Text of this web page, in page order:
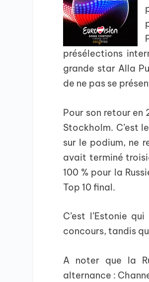
présélections
grande star Alla
de ne pas se
Pour son retour en
Stockholm. C’est
sur le podium, ne
avait terminé
100 % pour la
Top 10 final.
C’est l’Estonie
concours, tandis
A noter que la
alternance :